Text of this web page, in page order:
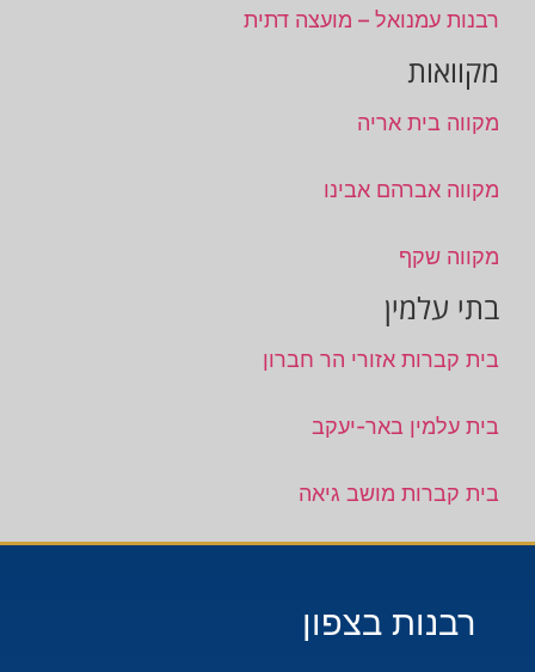
רבנות עמנואל – מועצה דתית
מקוואות
מקווה בית אריה
מקווה אברהם אבינו
מקווה שקף
בתי עלמין
בית קברות אזורי הר חברון
בית עלמין באר-יעקב
בית קברות מושב גיאה
רבנות בצפון